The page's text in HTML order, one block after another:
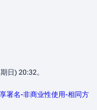
日) 20:32。
署名-非商业性使用-相同方